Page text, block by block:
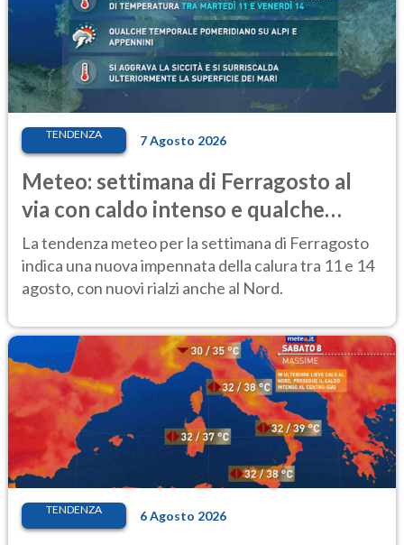
TENDENZA 7 Agosto 2026
Meteo: settimana di Ferragosto al
via con caldo intenso e qualche
temporale
La tendenza meteo per la settimana di Ferragosto
indica una nuova impennata della calura tra 11 e 14
agosto, con nuovi rialzi anche al Nord.
TENDENZA 6 Agosto 2026